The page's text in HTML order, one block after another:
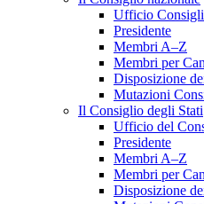
Ufficio
Presidente
Membri A–Z
Membri per
Disposizione
Mutazioni
Il Consiglio degli Stati
Ufficio del
Presidente
Membri A–Z
Membri per
Disposizione